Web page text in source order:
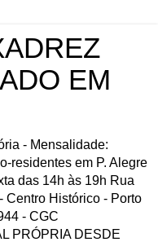
EM
- Mensalidade:
residentes em P. Alegre
das 14h às 19h Rua
Centro Histórico - Porto
- CGC
PRÓPRIA DESDE